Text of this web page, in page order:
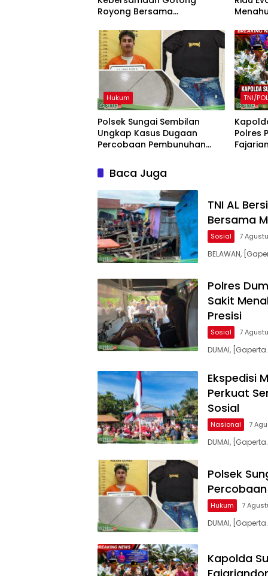
Royong Bersama
Sebrang Belawan
Hukum
Polsek Sungai Sembilan
Ungkap Kasus Dugaan
Percobaan Pembunuhan
TNI/
Polres
Baca Juga
TNI AL
Bersama
Sosial 7
BELAWAN,
Polres
Sakit
Presisi
Sosial 7
DUMAI,
Ekspedisi
Perkuat
Sosial
Nasional 7
DUMAI,
Polsek
Hukum 7
DUMAI,
Kapolda